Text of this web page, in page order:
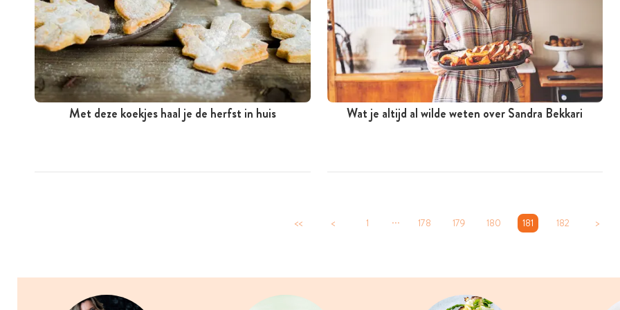
Met deze koekjes haal je de herfst in huis Wat je altijd al wilde weten over Sandra Bekkari
<< < 1 ... 178 179 180 181 182 >